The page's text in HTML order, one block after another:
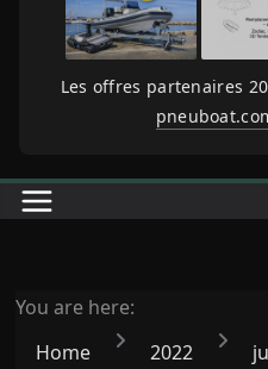
Les offres partenaires
You are here:
Home
2022